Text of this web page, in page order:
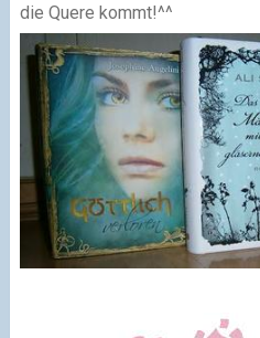
die Quere kommt!^^